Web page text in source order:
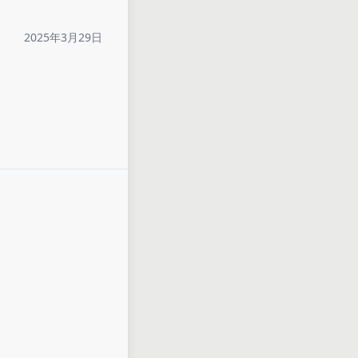
2025年3月29日